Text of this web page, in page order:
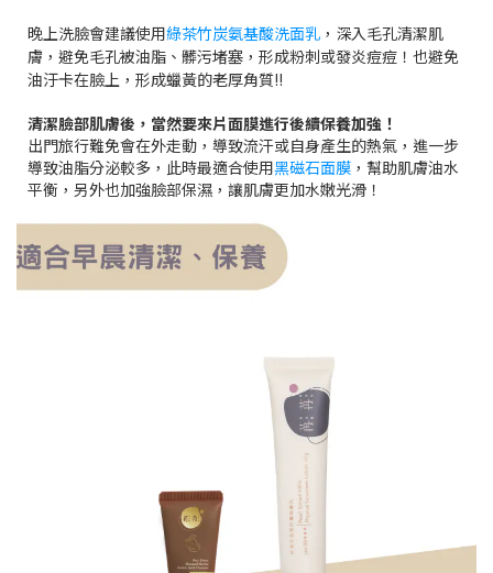
晚上洗臉會建議使用綠茶竹炭氨基酸洗面乳 ，深入毛孔清潔肌
膚，避免毛孔被油脂、髒污堵塞，形成粉刺或發炎痘痘！也避免
油汙卡在臉上，形成蠟黃的老厚角質!!
清潔臉部肌膚後，當然要來片面膜進行後續保養加強！
出門旅行難免會在外走動，導致流汗或自身產生的熱氣，進一步
導致油脂分泌較多，此時最適合使用黑磁石面膜 ，幫助肌膚油水
平衡，另外也加強臉部保濕，讓肌膚更加水嫩光滑！